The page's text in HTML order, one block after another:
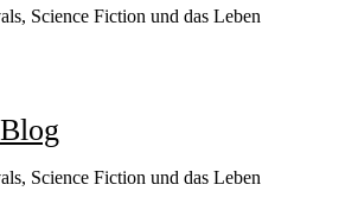
Science Fiction und das Leben
Science Fiction und das Leben